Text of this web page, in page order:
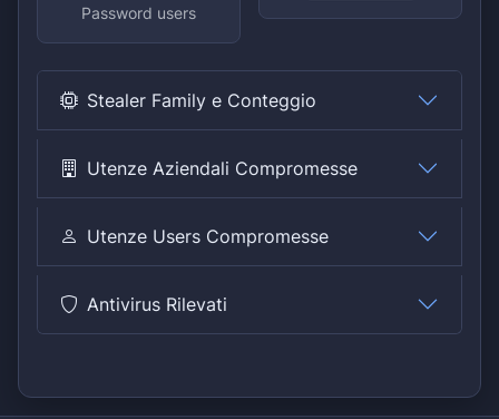
Password users
Stealer Family e Conteggio
Utenze Aziendali Compromesse
Utenze Users Compromesse
Antivirus Rilevati